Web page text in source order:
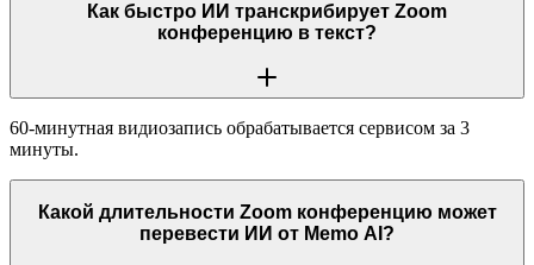
Как быстро ИИ транскрибирует Zoom
конференцию в текст?
60-минутная видиозапись обрабатывается сервисом за 3
минуты.
Какой длительности Zoom конференцию может
перевести ИИ от Memo AI?